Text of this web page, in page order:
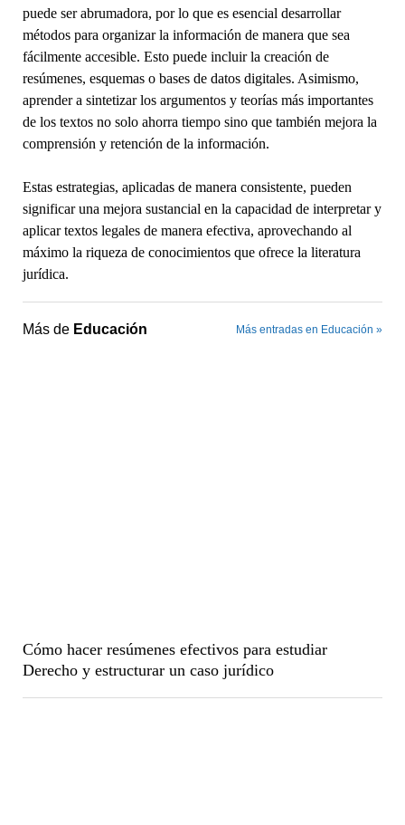
puede ser abrumadora, por lo que es esencial desarrollar
métodos para organizar la información de manera que sea
fácilmente accesible. Esto puede incluir la creación de
resúmenes, esquemas o bases de datos digitales. Asimismo,
aprender a sintetizar los argumentos y teorías más importantes
de los textos no solo ahorra tiempo sino que también mejora la
comprensión y retención de la información.
Estas estrategias, aplicadas de manera consistente, pueden
significar una mejora sustancial en la capacidad de interpretar y
aplicar textos legales de manera efectiva, aprovechando al
máximo la riqueza de conocimientos que ofrece la literatura
jurídica.
Más de Educación Más entradas en Educación »
Cómo hacer resúmenes efectivos para estudiar
Derecho y estructurar un caso jurídico